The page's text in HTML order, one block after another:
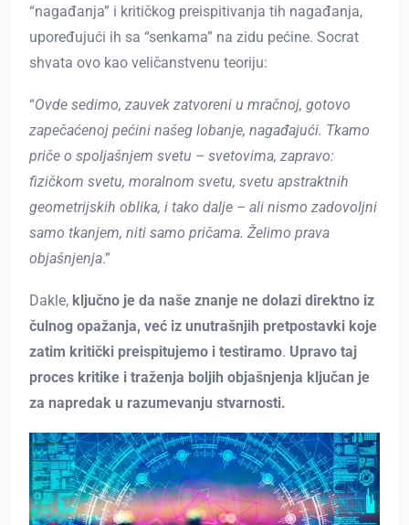
“nagađanja” i kritičkog preispitivanja tih nagađanja,
upoređujući ih sa “senkama” na zidu pećine. Socrat
shvata ovo kao veličanstvenu teoriju:
“Ovde sedimo, zauvek zatvoreni u mračnoj, gotovo
zapečaćenoj pećini našeg lobanje, nagađajući. Tkamo
priče o spoljašnjem svetu – svetovima, zapravo:
fizičkom svetu, moralnom svetu, svetu apstraktnih
geometrijskih oblika, i tako dalje – ali nismo zadovoljni
samo tkanjem, niti samo pričama. Želimo prava
objašnjenja.”
Dakle, ključno je da naše znanje ne dolazi direktno iz
čulnog opažanja, već iz unutrašnjih pretpostavki koje
zatim kritički preispitujemo i testiramo. Upravo taj
proces kritike i traženja boljih objašnjenja ključan je
za napredak u razumevanju stvarnosti.